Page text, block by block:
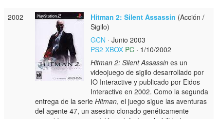
2002 Hitman 2: Silent Assassin (Acción /
Sigilo)
GCN · Junio 2003
PS2 XBOX PC · 1/10/2002
Hitman 2: Silent Assassin es un
videojuego de sigilo desarrollado por
IO Interactive y publicado por Eidos
Interactive en 2002. Como la segunda
entrega de la serieHitman, el juego sigue las aventuras
del agente 47, un asesino clonado genéticamente